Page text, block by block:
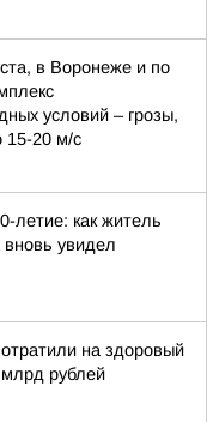
в Воронеже и по
условий – грозы,
15-20 м/с
летие: как житель
вновь увидел
на здоровый
рублей